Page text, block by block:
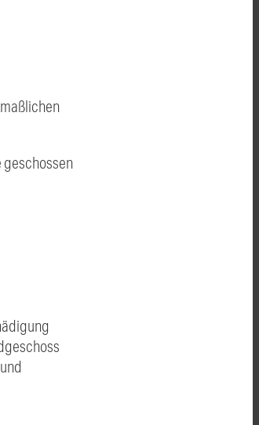
geschossen